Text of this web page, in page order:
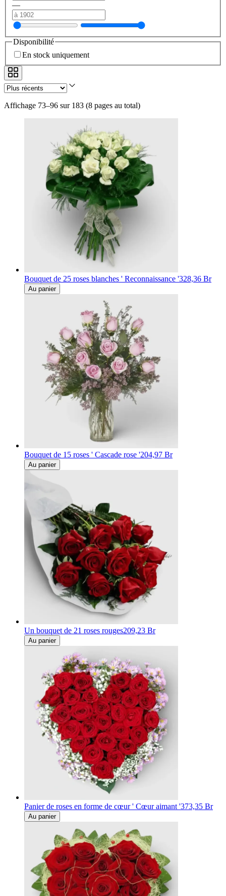
—
Disponibilité
En stock uniquement
Affichage 73–96 sur 183 (8 pages au total)
Bouquet de 25 roses blanches ' Reconnaissance '328,36 Br
Au panier
Bouquet de 15 roses ' Cascade rose '204,97 Br
Au panier
Un bouquet de 21 roses rouges209,23 Br
Au panier
Panier de roses en forme de cœur ' Cœur aimant '373,35 Br
Au panier